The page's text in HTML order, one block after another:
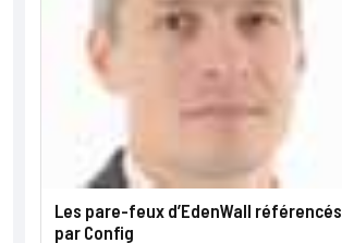
Les pare-feux d’EdenWall référencés
par Config